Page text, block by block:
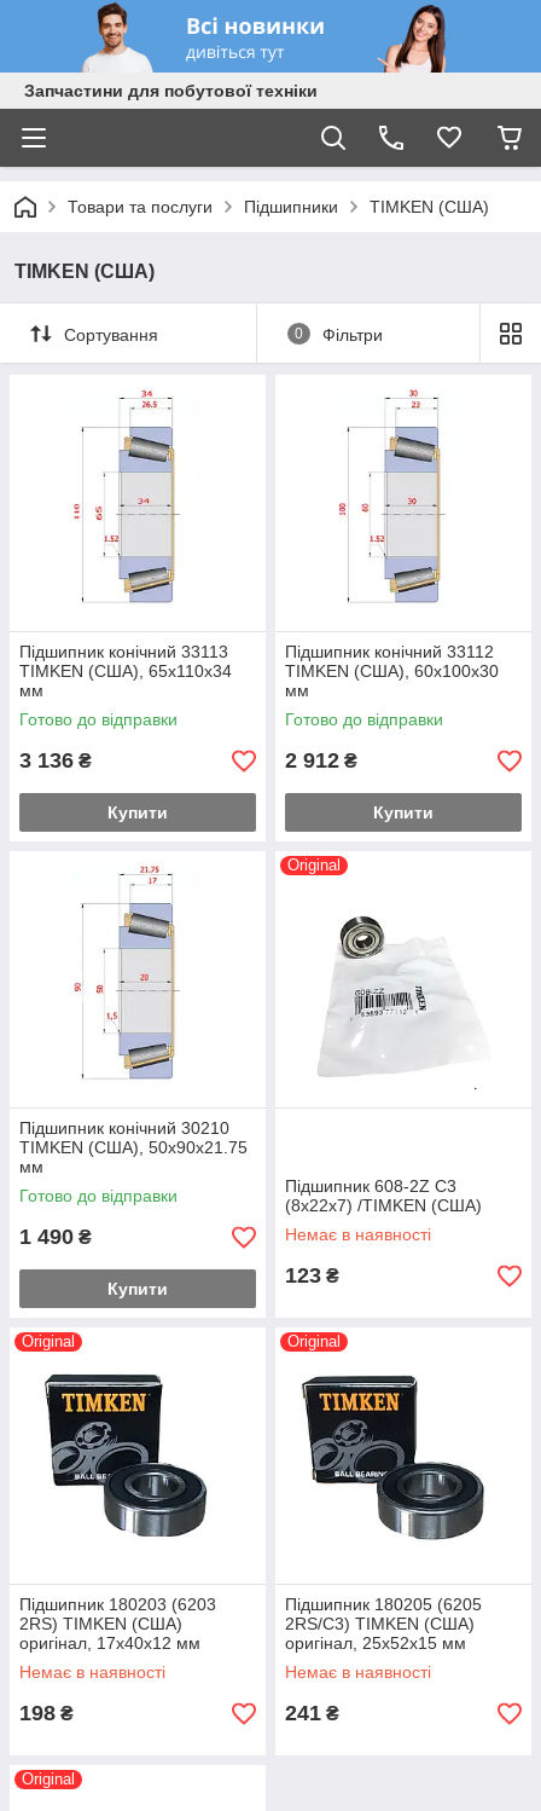
Запчастини для побутової техніки
Товари та послуги Підшипники TIMKEN (США)
TIMKEN (США)
Сортування 0 Фільтри
Підшипник конічний 33113
TIMKEN (США), 65x110x34
мм
Готово до відправки
3 136 ₴
Купити
Підшипник конічний 33112
TIMKEN (США), 60x100x30
мм
Готово до відправки
2 912 ₴
Купити
Підшипник конічний 30210
TIMKEN (США), 50x90x21.75
мм
Готово до відправки
1 490 ₴
Купити
Original
Підшипник 608-2Z C3
(8x22x7) /TIMKEN (CША)
Немає в наявності
123 ₴
Original
Підшипник 180203 (6203
2RS) TIMKEN (США)
оригінал, 17x40x12 мм
Немає в наявності
198 ₴
Original
Підшипник 180205 (6205
2RS/C3) TIMKEN (США)
оригінал, 25x52x15 мм
Немає в наявності
241 ₴
Original